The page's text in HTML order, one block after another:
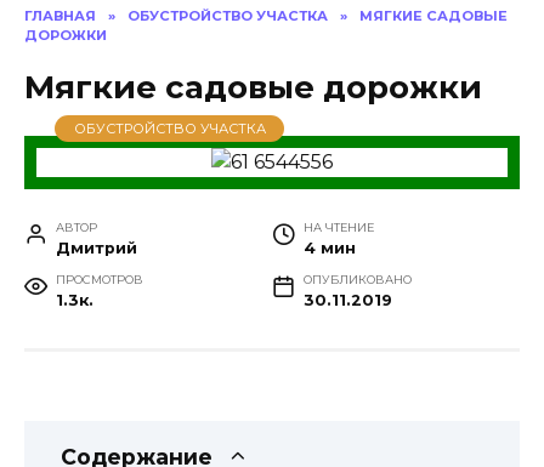
ГЛАВНАЯ » ОБУСТРОЙСТВО УЧАСТКА »
МЯГКИЕ САДОВЫЕ
ДОРОЖКИ
Мягкие садовые дорожки
ОБУСТРОЙСТВО УЧАСТКА
АВТОР
Дмитрий
НА ЧТЕНИЕ
4 мин
ПРОСМОТРОВ
1.3к.
ОПУБЛИКОВАНО
30.11.2019
Содержание